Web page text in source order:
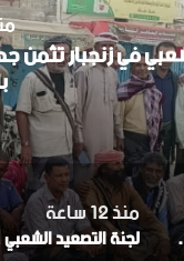
في زنجبار تثمن
المدني السلمي
منذ 12 ساعة
لجنة